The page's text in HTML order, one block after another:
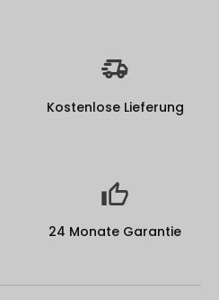
Kostenlose Lieferung
24 Monate Garantie